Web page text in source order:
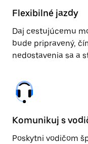
Flexibilné jazdy
Daj cestujúcemu
bude pripravený,
nedostavenia sa a
Komunikuj s
Poskytni vodičom